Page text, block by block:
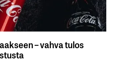
– vahva tulos